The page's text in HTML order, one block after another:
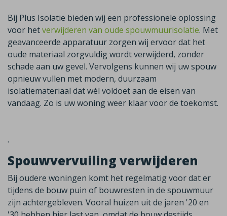
Bij Plus Isolatie bieden wij een professionele oplossing
voor hetverwijderen van oude spouwmuurisolatie. Met
geavanceerde apparatuur zorgen wij ervoor dat het
oude materiaal zorgvuldig wordt verwijderd, zonder
schade aan uw gevel. Vervolgens kunnen wij uw spouw
opnieuw vullen met modern, duurzaam
isolatiemateriaal dat wél voldoet aan de eisen van
vandaag. Zo is uw woning weer klaar voor de toekomst.
.
Spouwvervuiling verwijderen
Bij oudere woningen komt het regelmatig voor dat er
tijdens de bouw puin of bouwresten in de spouwmuur
zijn achtergebleven. Vooral huizen uit de jaren '20 en